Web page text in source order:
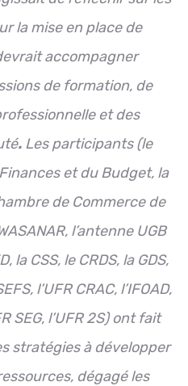
la mise en place de
accompagner
de formation, de
et des
. Les participants (le
et du Budget, la
de Commerce de
l’antenne UGB
la CSS, le CRDS, la GDS,
l’UFR CRAC, l’IFOAD,
SEG, l’UFR 2S) ont fait
stratégies à développer
dégagé les